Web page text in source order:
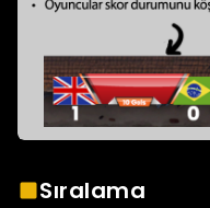
Sıralama